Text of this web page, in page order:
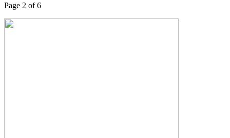
Page 2 of 6